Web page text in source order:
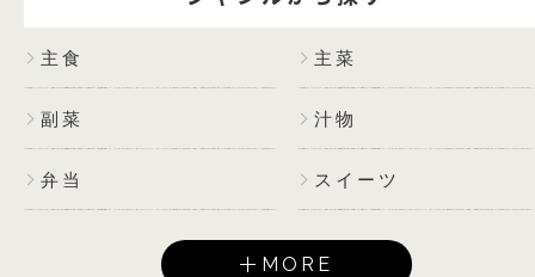
主食 主菜
副菜 汁物
弁当 スイーツ
MORE